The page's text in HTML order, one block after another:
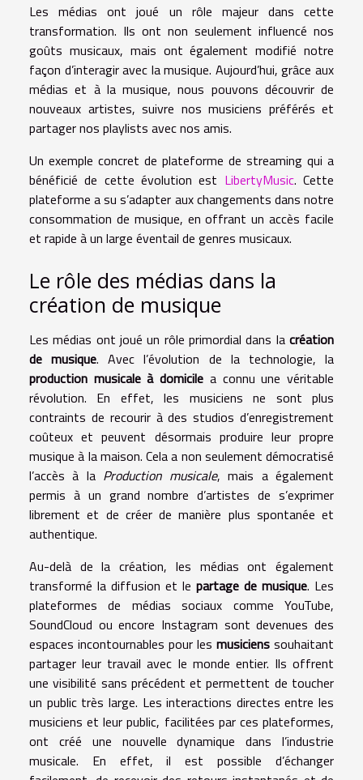
Les médias ont joué un rôle majeur dans cette
transformation. Ils ont non seulement influencé nos
goûts musicaux, mais ont également modifié notre
façon d’interagir avec la musique. Aujourd’hui, grâce aux
médias et à la musique, nous pouvons découvrir de
nouveaux artistes, suivre nos musiciens préférés et
partager nos playlists avec nos amis.
Un exemple concret de plateforme de streaming qui a
bénéficié de cette évolution est LibertyMusic. Cette
plateforme a su s’adapter aux changements dans notre
consommation de musique, en offrant un accès facile
et rapide à un large éventail de genres musicaux.
Le rôle des médias dans la
création de musique
Les médias ont joué un rôle primordial dans la création
de musique. Avec l’évolution de la technologie, la
production musicale à domicile a connu une véritable
révolution. En effet, les musiciens ne sont plus
contraints de recourir à des studios d’enregistrement
coûteux et peuvent désormais produire leur propre
musique à la maison. Cela a non seulement démocratisé
l’accès à la Production musicale, mais a également
permis à un grand nombre d’artistes de s’exprimer
librement et de créer de manière plus spontanée et
authentique.
Au-delà de la création, les médias ont également
transformé la diffusion et le partage de musique. Les
plateformes de médias sociaux comme YouTube,
SoundCloud ou encore Instagram sont devenues des
espaces incontournables pour les musiciens souhaitant
partager leur travail avec le monde entier. Ils offrent
une visibilité sans précédent et permettent de toucher
un public très large. Les interactions directes entre les
musiciens et leur public, facilitées par ces plateformes,
ont créé une nouvelle dynamique dans l’industrie
musicale. En effet, il est possible d’échanger